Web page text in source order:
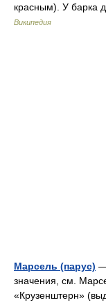
красным). У барка
Википедия
Марсель (парус) —
значения, см.
«Крузенштерн»